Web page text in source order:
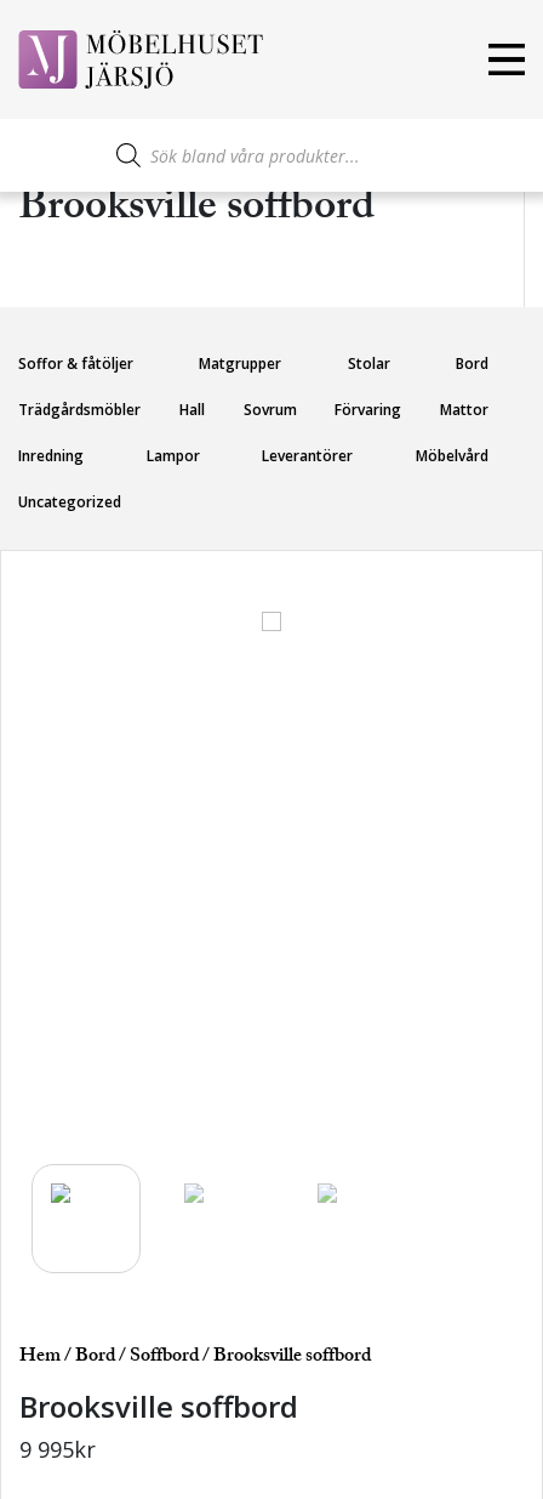
Produktsökning
Brooksville soffbord
Soffor & fåtöljer Matgrupper Stolar Bord
Trädgårdsmöbler Hall Sovrum Förvaring Mattor
Inredning Lampor Leverantörer Möbelvård
Uncategorized
Hem/Bord/ Soffbord/ Brooksville soffbord
Brooksville soffbord
9 995kr